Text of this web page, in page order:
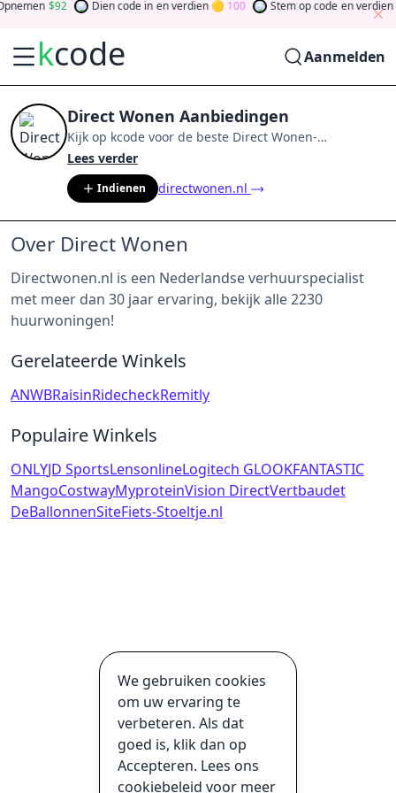
92 Dien code in en verdien 100 Stem op code en verdien
kcode Aanmelden
Direct Wonen Aanbiedingen
Kijk op kcode voor de beste Direct Wonen-
aanbiedingen van
community en verdien tokens door bij te dragen via
stemmen, testen, delen en meer.
Glücksklee und gewinnen Sie Geld
Lees verder
Indienen directwonen.nl
Over Direct Wonen
Directwonen.nl is een Nederlandse verhuurspecialist
met meer dan 30 jaar ervaring, bekijk alle 2230
huurwoningen!
Gerelateerde Winkels
ANWBRaisinRidecheckRemitly
Populaire Winkels
ONLYJD SportsLensonlineLogitech GLOOKFANTASTIC
MangoCostwayMyproteinVision DirectVertbaudet
DeBallonnenSiteFiets-Stoeltje.nl
We gebruiken cookies
om uw ervaring te
verbeteren. Als dat
goed is, klik dan op
Accepteren. Lees ons
cookiebeleid voor meer